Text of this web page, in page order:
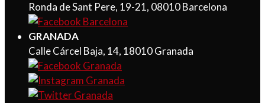
Ronda de Sant Pere, 19-21, 08010 Barcelona
GRANADA
Calle Cárcel Baja, 14, 18010 Granada